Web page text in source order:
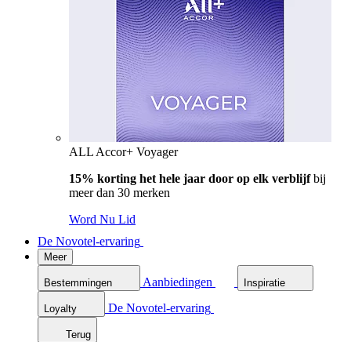
ALL Accor+ Voyager
15% korting het hele jaar door op elk verblijfbij
meer dan 30 merken
Word Nu Lid
De Novotel-ervaring
Meer
Bestemmingen Aanbiedingen Inspiratie
Loyalty De Novotel-ervaring
Terug